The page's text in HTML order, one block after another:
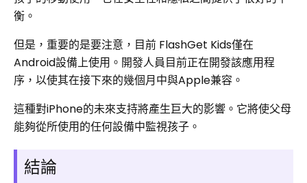
衡。
但是，重要的是要注意，目前 FlashGet Kids僅在
Android設備上使用。開發人員目前正在開發該應用程
序，以使其在接下來的幾個月中與Apple兼容。
這種對iPhone的未來支持將產生巨大的影響。它將使父母
能夠從所使用的任何設備中監視孩子。
結論